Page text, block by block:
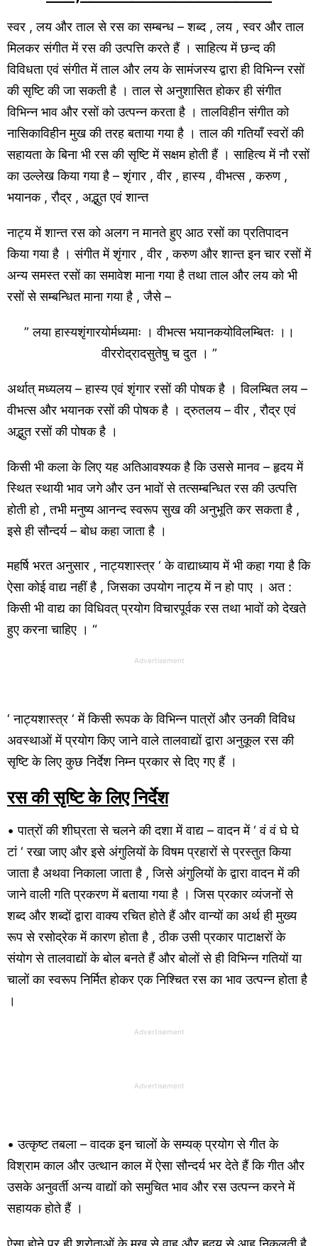
स्वर , लय और ताल से रस का सम्बन्ध – शब्द , लय , स्वर और ताल
मिलकर संगीत में रस की उत्पत्ति करते हैं । साहित्य में छन्द की
विविधता एवं संगीत में ताल और लय के सामंजस्य द्वारा ही विभिन्न रसों
की सृष्टि की जा सकती है । ताल से अनुशासित होकर ही संगीत
विभिन्न भाव और रसों को उत्पन्न करता है । तालविहीन संगीत को
नासिकाविहीन मुख की तरह बताया गया है । ताल की गतियाँ स्वरों की
सहायता के बिना भी रस की सृष्टि में सक्षम होती हैं । साहित्य में नौ रसों
का उल्लेख किया गया है – शृंगार , वीर , हास्य , वीभत्स , करुण ,
भयानक , रौद्र , अद्भुत एवं शान्त
नाट्य में शान्त रस को अलग न मानते हुए आठ रसों का प्रतिपादन
किया गया है । संगीत में शृंगार , वीर , करुण और शान्त इन चार रसों में
अन्य समस्त रसों का समावेश माना गया है तथा ताल और लय को भी
रसों से सम्बन्धित माना गया है , जैसे –
” लया हास्यशृंगारयोर्मध्यमाः । वीभत्स भयानकयोविलम्बितः ।।
वीररोद्रादसुतेषु च दुत । ”
अर्थात् मध्यलय – हास्य एवं शृंगार रसों की पोषक है । विलम्बित लय –
वीभत्स और भयानक रसों की पोषक है । द्रुतलय – वीर , रौद्र एवं
अद्भुत रसों की पोषक है ।
किसी भी कला के लिए यह अतिआवश्यक है कि उससे मानव – हृदय में
स्थित स्थायी भाव जगे और उन भावों से तत्सम्बन्धित रस की उत्पत्ति
होती हो , तभी मनुष्य आनन्द स्वरूप सुख की अनुभूति कर सकता है ,
इसे ही सौन्दर्य – बोध कहा जाता है ।
महर्षि भरत अनुसार , नाट्यशास्त्र ‘ के वाद्याध्याय में भी कहा गया है कि
ऐसा कोई वाद्य नहीं है , जिसका उपयोग नाट्य में न हो पाए । अत :
किसी भी वाद्य का विधिवत् प्रयोग विचारपूर्वक रस तथा भावों को देखते
हुए करना चाहिए । “
Advertisement
‘ नाट्यशास्त्र ‘ में किसी रूपक के विभिन्न पात्रों और उनकी विविध
अवस्थाओं में प्रयोग किए जाने वाले तालवाद्यों द्वारा अनुकूल रस की
सृष्टि के लिए कुछ निर्देश निम्न प्रकार से दिए गए हैं ।
रस की सृष्टि के लिए निर्देश
• पात्रों की शीघ्रता से चलने की दशा में वाद्य – वादन में ‘ वं वं घे घे
टां ‘ रखा जाए और इसे अंगुलियों के विषम प्रहारों से प्रस्तुत किया
जाता है अथवा निकाला जाता है , जिसे अंगुलियों के द्वारा वादन में की
जाने वाली गति प्रकरण में बताया गया है । जिस प्रकार व्यंजनों से
शब्द और शब्दों द्वारा वाक्य रचित होते हैं और वान्यों का अर्थ ही मुख्य
रूप से रसोद्रेक में कारण होता है , ठीक उसी प्रकार पाटाक्षरों के
संयोग से तालवाद्यों के बोल बनते हैं और बोलों से ही विभिन्न गतियों या
चालों का स्वरूप निर्मित होकर एक निश्चित रस का भाव उत्पन्न होता है
।
Advertisement
Advertisement
• उत्कृष्ट तबला – वादक इन चालों के सम्यक् प्रयोग से गीत के
विश्राम काल और उत्थान काल में ऐसा सौन्दर्य भर देते हैं कि गीत और
उसके अनुवर्ती अन्य वाद्यों को समुचित भाव और रस उत्पन्न करने में
सहायक होते हैं ।